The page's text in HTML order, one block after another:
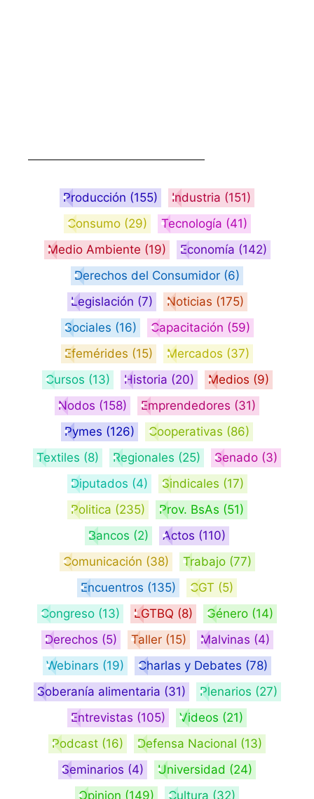
Producción (155) Industria (151)
Consumo (29) Tecnología (41)
Medio Ambiente (19) Economía (142)
Derechos del Consumidor (6)
Legislación (7) Noticias (175)
Sociales (16) Capacitación (59)
Efemérides (15) Mercados (37)
Cursos (13) Historia (20) Medios (9)
Nodos (158) Emprendedores (31)
Pymes (126) Cooperativas (86)
Textiles (8) Regionales (25) Senado (3)
Diputados (4) Sindicales (17)
Politica (235) Prov. BsAs (51)
Bancos (2) Actos (110)
Comunicación (38) Trabajo (77)
Encuentros (135) CGT (5)
Congreso (13) LGTBQ (8) Género (14)
Derechos (5) Taller (15) Malvinas (4)
Webinars (19) Charlas y Debates (78)
Soberanía alimentaria (31) Plenarios (27)
Entrevistas (105) Videos (21)
Podcast (16) Defensa Nacional (13)
Seminarios (4) Universidad (24)
Opinion (149) Cultura (32)